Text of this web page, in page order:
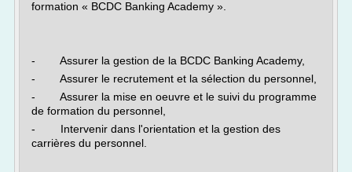
formation « BCDC Banking Academy ».
- Assurer la gestion de la BCDC Banking Academy,
- Assurer le recrutement et la sélection du personnel,
- Assurer la mise en oeuvre et le suivi du programme
de formation du personnel,
- Intervenir dans l'orientation et la gestion des
carrières du personnel.